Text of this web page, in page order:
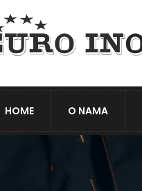
HOME O NAMA